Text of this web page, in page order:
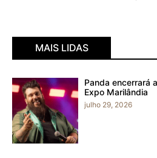
MAIS LIDAS
Panda encerrará
Expo Marilândia
julho 29, 2026